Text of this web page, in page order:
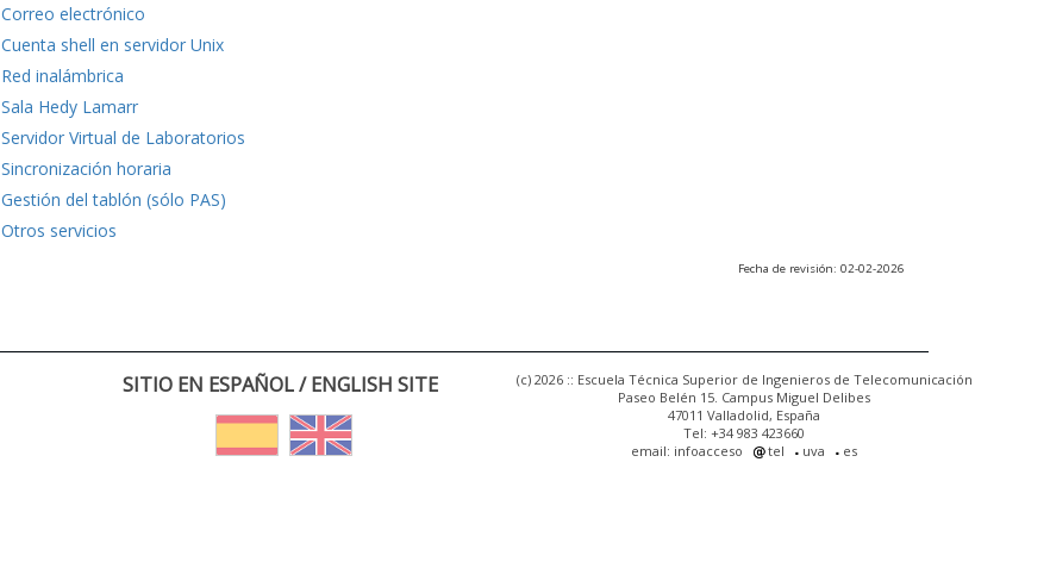
Correo electrónico
Cuenta shell en servidor Unix
Red inalámbrica
Sala Hedy Lamarr
Servidor Virtual de Laboratorios
Sincronización horaria
Gestión del tablón (sólo PAS)
Otros servicios
Fecha de revisión: 02-02-2026
SITIO EN ESPAÑOL / ENGLISH SITE
(c) 2026 :: Escuela Técnica Superior de Ingenieros de Telecomunicación
Paseo Belén 15. Campus Miguel Delibes
47011 Valladolid, España
Tel: +34 983 423660
email: infoacceso
tel uva es